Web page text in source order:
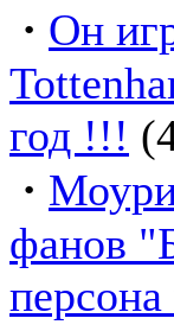
· Он
год !!!
·
фанов
персона